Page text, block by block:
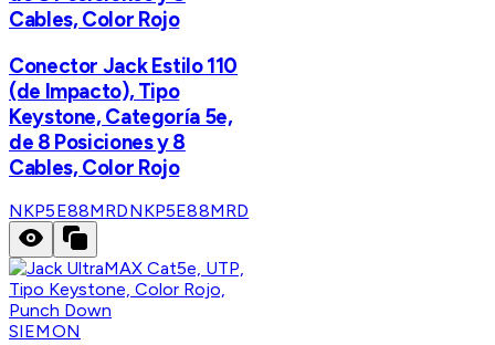
Cables, Color Rojo
Conector Jack Estilo 110
(de Impacto), Tipo
Keystone, Categoría 5e,
de 8 Posiciones y 8
Cables, Color Rojo
NKP5E88MRDNKP5E88MRD
SIEMON